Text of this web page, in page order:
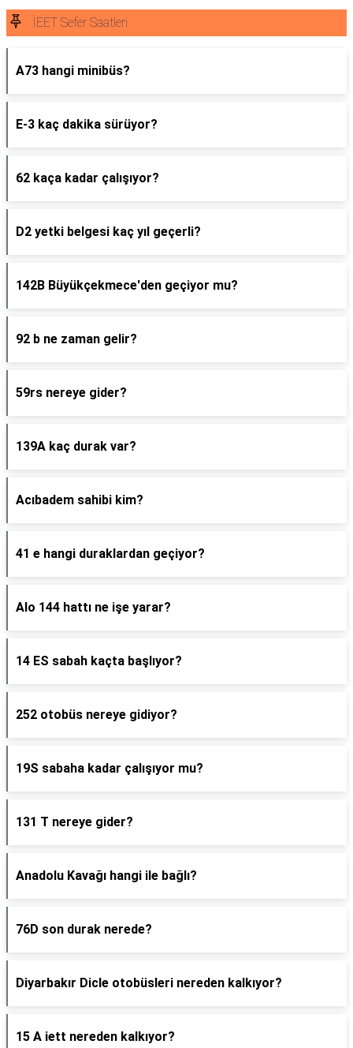
İEET Sefer Saatleri
A73 hangi minibüs?
E-3 kaç dakika sürüyor?
62 kaça kadar çalışıyor?
D2 yetki belgesi kaç yıl geçerli?
142B Büyükçekmece'den geçiyor mu?
92 b ne zaman gelir?
59rs nereye gider?
139A kaç durak var?
Acıbadem sahibi kim?
41 e hangi duraklardan geçiyor?
Alo 144 hattı ne işe yarar?
14 ES sabah kaçta başlıyor?
252 otobüs nereye gidiyor?
19S sabaha kadar çalışıyor mu?
131 T nereye gider?
Anadolu Kavağı hangi ile bağlı?
76D son durak nerede?
Diyarbakır Dicle otobüsleri nereden kalkıyor?
15 A iett nereden kalkıyor?